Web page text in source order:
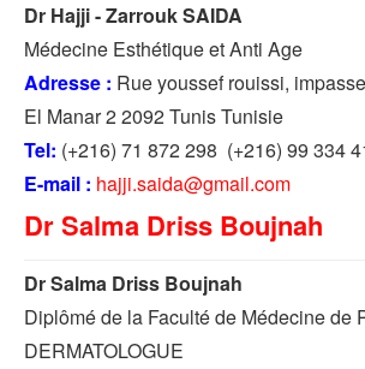
Dr Hajji - Zarrouk SAIDA
Médecine Esthétique et Anti Age
Adresse : Rue youssef rouissi,
El Manar 2 2092 Tunis Tunisie
Tel: (+216) 71 872 298 (+216) 99 334
E-mail : hajji.saida@gmail.com
Dr Salma Driss Boujnah
Dr Salma Driss Boujnah
Diplômé de la Faculté de Médecine de
DERMATOLOGUE